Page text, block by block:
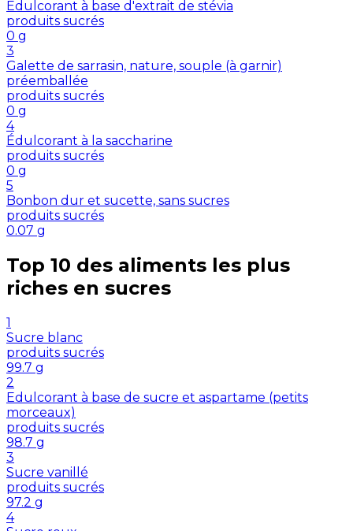
Édulcorant à base d'extrait de stévia
produits sucrés
0 g
3
Galette de sarrasin, nature, souple (à garnir)
préemballée
produits sucrés
0 g
4
Édulcorant à la saccharine
produits sucrés
0 g
5
Bonbon dur et sucette, sans sucres
produits sucrés
0.07 g
Top 10 des aliments les plus
riches en sucres
1
Sucre blanc
produits sucrés
99.7 g
2
Edulcorant à base de sucre et aspartame (petits
morceaux)
produits sucrés
98.7 g
3
Sucre vanillé
produits sucrés
97.2 g
4